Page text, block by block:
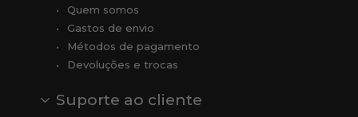
Quem somos
Gastos de envio
Métodos de pagamento
Devoluções e trocas
Suporte ao cliente